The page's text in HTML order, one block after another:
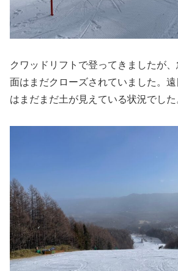
クワッドリフトで登ってきましたが
面はまだクローズされていました。
はまだまだ土が見えている状況でした